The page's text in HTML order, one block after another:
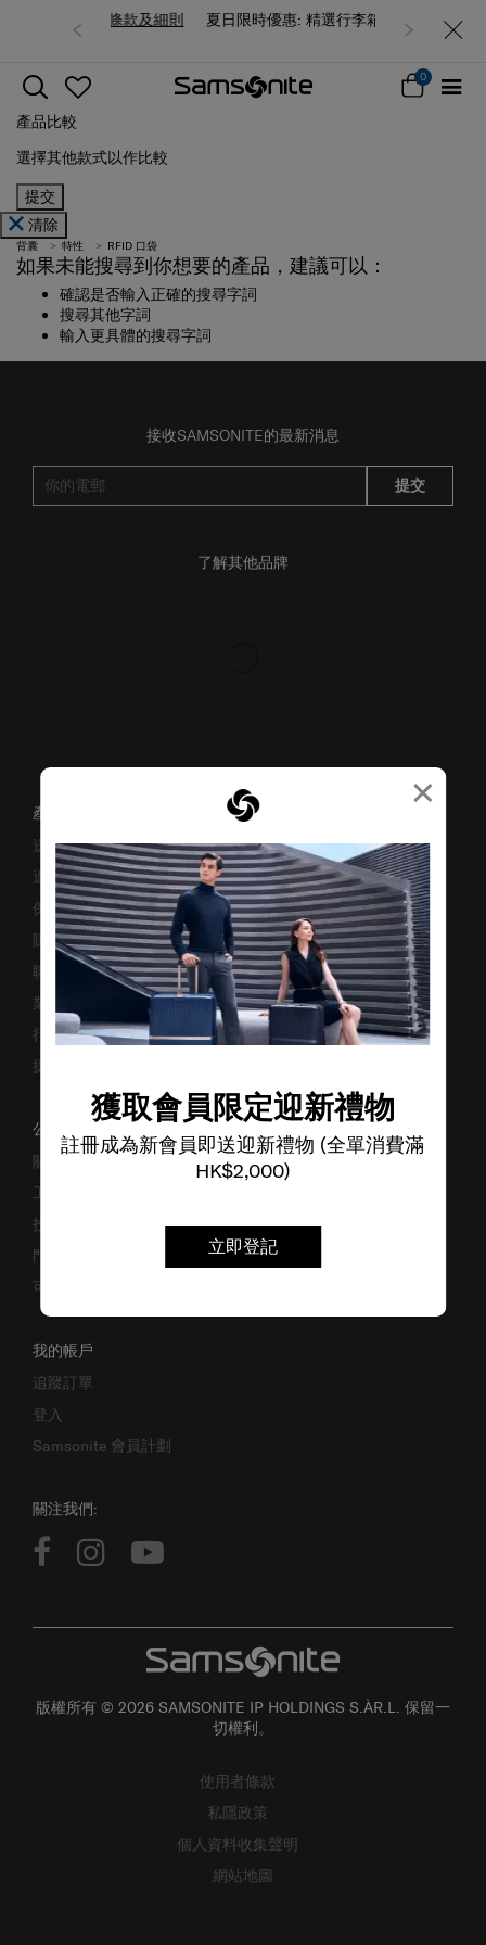
×
獲取會員限定迎新禮物
註冊成為新會員即送迎新禮物 (全單消費滿
HK$2,000)
立即登記
夏日限時優惠: 精選行李箱低至6折
受條款及細則
0
產品比較
選擇其他款式以作比較
提交
清除
背囊 特性 RFID 口袋
如果未能搜尋到你想要的產品，建議可以：
確認是否輸入正確的搜尋字詞
搜尋其他字詞
輸入更具體的搜尋字詞
接收SAMSONITE的最新消息
提交
了解其他品牌
產品支援/常見問題
送貨安排
退貨與換貨
保修條款及細則
賺取「亞洲萬里通」條款
聯絡我們
業務諮詢
行李箱搜尋器
提防偽冒網站
公司資料
關於我們
工作機會
投資者關係
門市位置
可持續發展
我的帳戶
追蹤訂單
登入
Samsonite 會員計劃
關注我們:
版權所有 © 2026 SAMSONITE IP HOLDINGS S.ÀR.L. 保留一
切權利。
使用者條款
私隱政策
個人資料收集聲明
網站地圖